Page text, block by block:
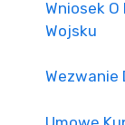
Wniosek
Wojsku
Wezwanie